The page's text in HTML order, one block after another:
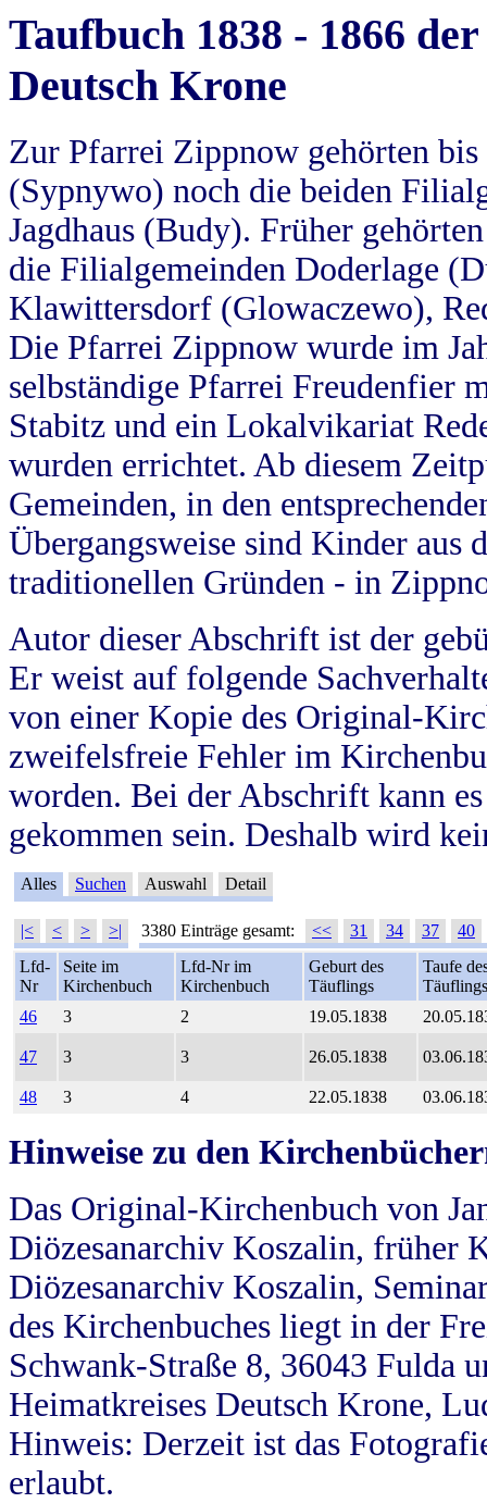
Taufbuch 1838 - 1866
Deutsch Krone
Zur Pfarrei Zippnow gehörten
(Sypnywo) noch die beiden
Jagdhaus (Budy). Früher
die Filialgemeinden Doderlage
Klawittersdorf (Glowaczewo),
Die Pfarrei Zippnow wurde im
selbständige Pfarrei Freudenfier
Stabitz und ein Lokalvikariat
wurden errichtet. Ab diesem
Gemeinden, in den
Übergangsweise sind Kinder aus
traditionellen Gründen - in
Autor dieser Abschrift ist der
Er weist auf folgende
von einer Kopie des Original-
zweifelsfreie Fehler im
worden. Bei der Abschrift kann
gekommen sein. Deshalb wird
Alles Suchen Auswahl Detail
|< < > >| 3380 Einträge gesamt: << 31 34 37
40
Lfd-
Nr
Seite im
Kirchenbuch
Lfd-Nr im
Kirchenbuch
Geburt des
Täuflings
Taufe
Täuflings
46
3 2 19.05.1838
47 3 3 26.05.1838
48 3 4 22.05.1838
Hinweise zu den
Das Original-Kirchenbuch von
Diözesanarchiv Koszalin, früher
Diözesanarchiv Koszalin,
des Kirchenbuches liegt in der
Schwank-Straße 8, 36043 Fulda
Heimatkreises Deutsch Krone,
Hinweis: Derzeit ist das
erlaubt.